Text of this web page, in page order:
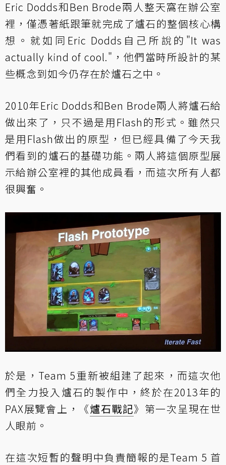
Eric Dodds和Ben Brode兩人整天窩在辦公室
裡，僅憑著紙跟筆就完成了爐石的整個核心構
想。就如同Eric Dodds自己所說的"It was
actually kind of cool."，他們當時所設計的某
些概念到如今仍存在於爐石之中。
2010年Eric Dodds和Ben Brode兩人將爐石給
做出來了，只不過是用Flash的形式。雖然只
是用Flash做出的原型，但已經具備了今天我
們看到的爐石的基礎功能。兩人將這個原型展
示給辦公室裡的其他成員看，而這次所有人都
很興奮。
於是，Team 5重新被組建了起來，而這次他
們全力投入爐石的製作中，終於在2013年的
PAX展覽會上，《爐石戰記》第一次呈現在世
人眼前。
在這次短暫的聲明中負責簡報的是Team 5 首